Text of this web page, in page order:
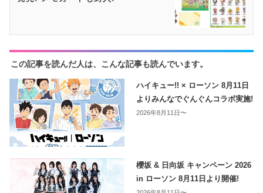
この記事を読んだ人は、こんな記事も読んでいます。
ハイキュー!! × ローソン 8月11日
よりみんなでぐんぐんコラボ実施!
2026年8月11日〜
櫻坂 & 日向坂 キャンペーン 2026
in ローソン 8月11日より開催!